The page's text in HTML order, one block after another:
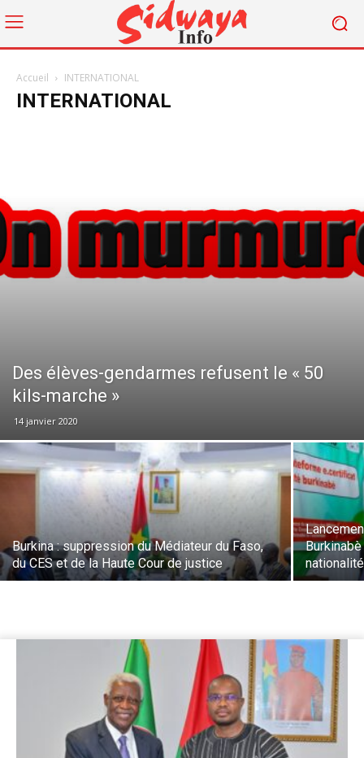
Accueil INTERNATIONAL
INTERNATIONAL
Des élèves-gendarmes refusent le « 50
kils-marche »
14 janvier 2020
Burkina : suppression du Médiateur du Faso,
du CES et de la Haute Cour de justice